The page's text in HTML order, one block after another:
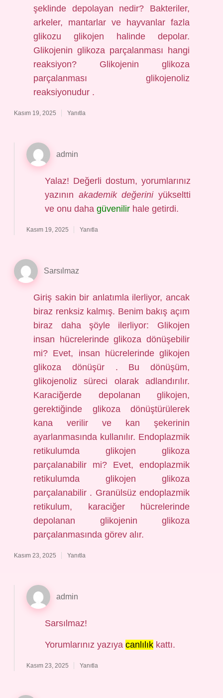
şeklinde depolayan nedir? Bakteriler,
arkeler, mantarlar ve hayvanlar fazla
glikozu glikojen halinde depolar.
Glikojenin glikoza parçalanması hangi
reaksiyon? Glikojenin glikoza
parçalanması glikojenoliz
reaksiyonudur .
Kasım 19, 2025 Yanıtla
admin
Yalaz! Değerli dostum, yorumlarınız
yazının akademik değeriniyükseltti
ve onu daha güvenilirhale getirdi.
Kasım 19, 2025 Yanıtla
Sarsılmaz
Giriş sakin bir anlatımla ilerliyor, ancak
biraz renksiz kalmış. Benim bakış açım
biraz daha şöyle ilerliyor: Glikojen
insan hücrelerinde glikoza dönüşebilir
mi? Evet, insan hücrelerinde glikojen
glikoza dönüşür . Bu dönüşüm,
glikojenoliz süreci olarak adlandırılır.
Karaciğerde depolanan glikojen,
gerektiğinde glikoza dönüştürülerek
kana verilir ve kan şekerinin
ayarlanmasında kullanılır. Endoplazmik
retikulumda glikojen glikoza
parçalanabilir mi? Evet, endoplazmik
retikulumda glikojen glikoza
parçalanabilir . Granülsüz endoplazmik
retikulum, karaciğer hücrelerinde
depolanan glikojenin glikoza
parçalanmasında görev alır.
Kasım 23, 2025 Yanıtla
admin
Sarsılmaz!
Yorumlarınız yazıya canlılıkkattı.
Kasım 23, 2025 Yanıtla